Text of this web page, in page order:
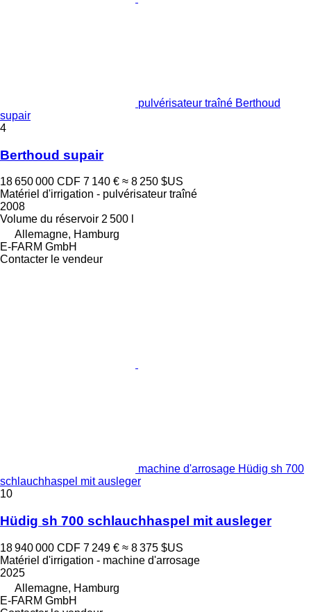
pulvérisateur traîné Berthoud
supair
4
Berthoud supair
18 650 000 CDF 7 140 € ≈ 8 250 $US
Matériel d'irrigation - pulvérisateur traîné
2008
Volume du réservoir 2 500 l
Allemagne, Hamburg
E-FARM GmbH
Contacter le vendeur
machine d'arrosage Hüdig sh 700
schlauchhaspel mit ausleger
10
Hüdig sh 700 schlauchhaspel mit ausleger
18 940 000 CDF 7 249 € ≈ 8 375 $US
Matériel d'irrigation - machine d'arrosage
2025
Allemagne, Hamburg
E-FARM GmbH